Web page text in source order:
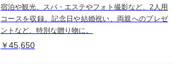
宿泊や観光、スパ・エステやフォト撮影など、2人用
コースを収録。記念日や結婚祝い、両親へのプレゼ
ントなど、特別な贈り物に。
￥45,650